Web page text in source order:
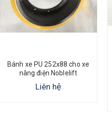
Bánh xe PU 252x88 cho xe
nâng điện Noblelift
Liên hệ